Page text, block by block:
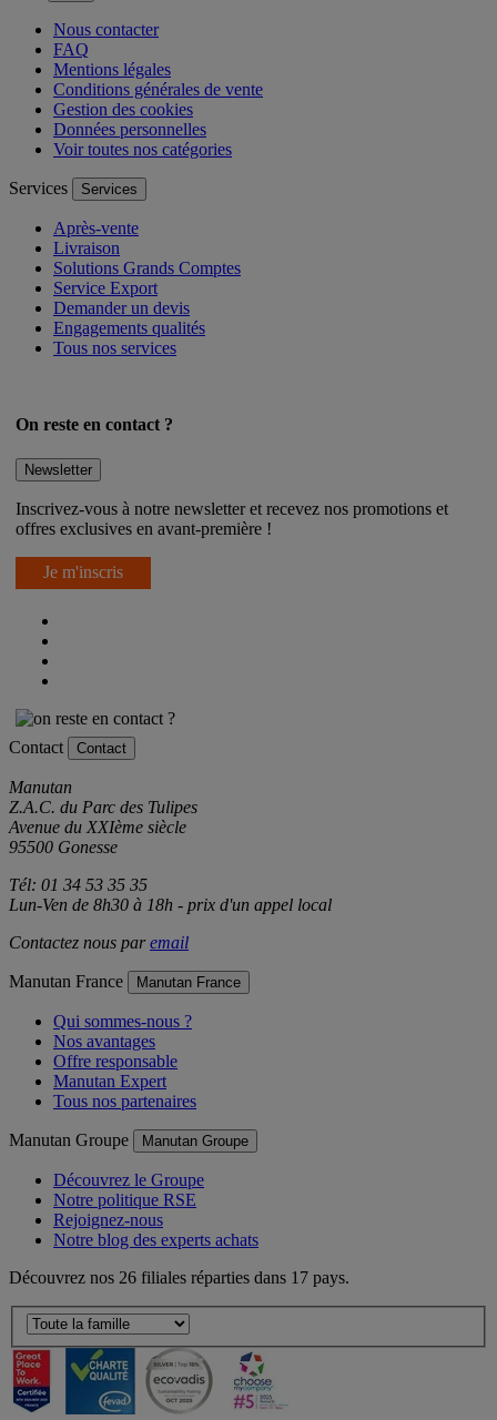
Nous contacter
FAQ
Mentions légales
Conditions générales de vente
Gestion des cookies
Données personnelles
Voir toutes nos catégories
Services Services
Après-vente
Livraison
Solutions Grands Comptes
Service Export
Demander un devis
Engagements qualités
Tous nos services
On reste en contact ?
Newsletter
Inscrivez-vous à notre newsletter et recevez nos promotions et
offres exclusives en avant-première !
Je m'inscris
Contact Contact
Manutan
Z.A.C. du Parc des Tulipes
Avenue du XXIème siècle
95500 Gonesse
Tél: 01 34 53 35 35
Lun-Ven de 8h30 à 18h - prix d'un appel local
Contactez nous paremail
Manutan France Manutan France
Qui sommes-nous ?
Nos avantages
Offre responsable
Manutan Expert
Tous nos partenaires
Manutan Groupe Manutan Groupe
Découvrez le Groupe
Notre politique RSE
Rejoignez-nous
Notre blog des experts achats
Découvrez nos 26 filiales réparties dans 17 pays.